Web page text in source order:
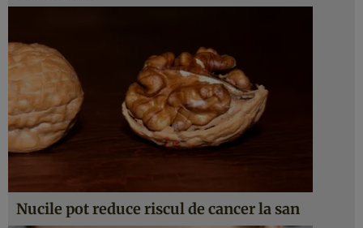
Nucile pot reduce riscul de cancer la san